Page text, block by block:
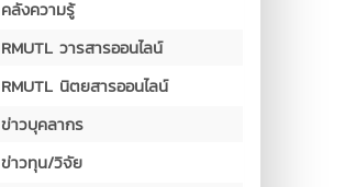
คลังความรู้
RMUTL วารสารออนไลน์
RMUTL นิตยสารออนไลน์
ข่าวบุคลากร
ข่าวทุน/วิจัย